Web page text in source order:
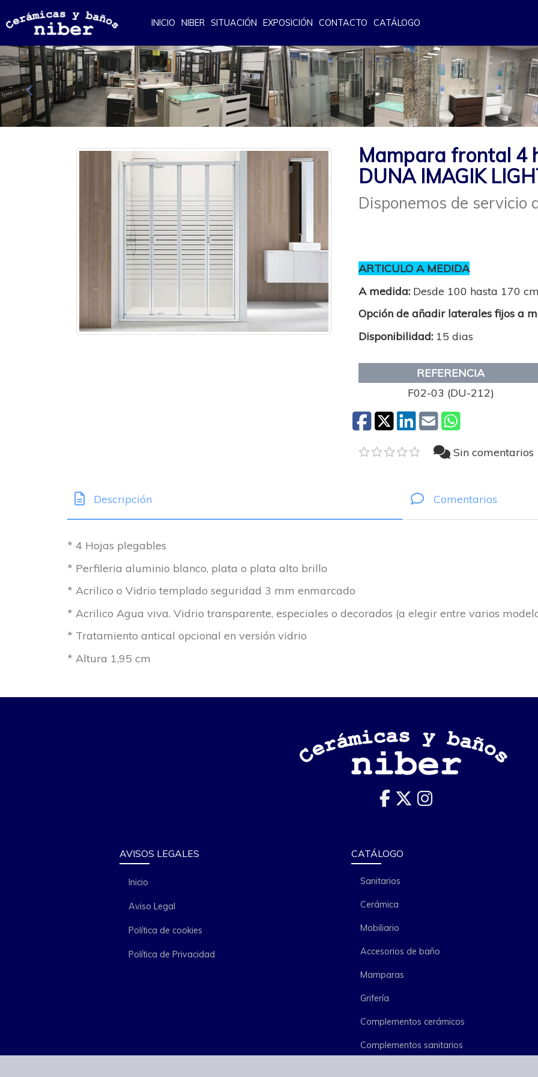
INICIO NIBER SITUACIÓN EXPOSICIÓN CONTACTO CATÁLOGO
Anterior
Mampara frontal 4
DUNA IMAGIK
Disponemos de servicio
ARTICULO A MEDIDA
A medida: Desde 100 hasta 170
Opción de añadir laterales fijos a
Disponibilidad: 15 dias
REFERENCIA
F02-03 (DU-212)
Sin comentarios
Descripción Comentarios
* 4 Hojas plegables
* Perfileria aluminio blanco, plata o plata alto brillo
* Acrilico o Vidrio templado seguridad 3 mm enmarcado
* Acrilico Agua viva. Vidrio transparente, especiales o decorados (a elegir entre varios
* Tratamiento antical opcional en versión vidrio
* Altura 1,95 cm
AVISOS LEGALES
Inicio
Aviso Legal
Política de cookies
Política de Privacidad
CATÁLOGO
Sanitarios
Cerámica
Mobiliario
Accesorios de baño
Mamparas
Grifería
Complementos cerámicos
Complementos sanitarios